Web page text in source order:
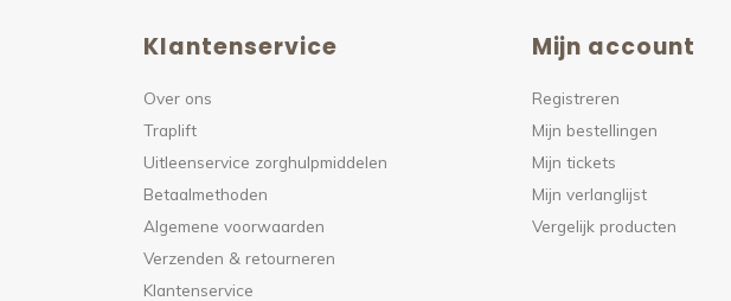
Klantenservice
Over ons
Traplift
Uitleenservice zorghulpmiddelen
Betaalmethoden
Algemene voorwaarden
Verzenden & retourneren
Klantenservice
Mijn account
Registreren
Mijn bestellingen
Mijn tickets
Mijn verlanglijst
Vergelijk producten